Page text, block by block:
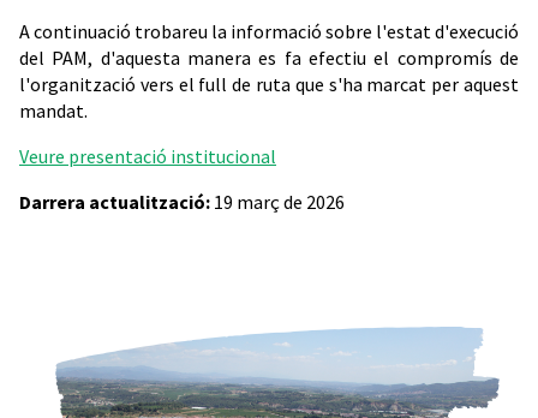
A continuació trobareu la informació sobre l'estat d'execució
del PAM, d'aquesta manera es fa efectiu el compromís de
l'organització vers el full de ruta que s'ha marcat per aquest
mandat.
Veure presentació institucional
Darrera actualització: 19 març de 2026